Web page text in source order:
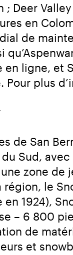
; Deer
en
de
ligne, et
Pour plus
de San
Sud,
zone de
le
1924),
– 6 800
de
et